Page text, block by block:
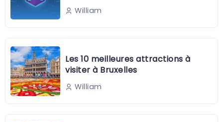
William
Les 10 meilleures attractions à
visiter à Bruxelles
William